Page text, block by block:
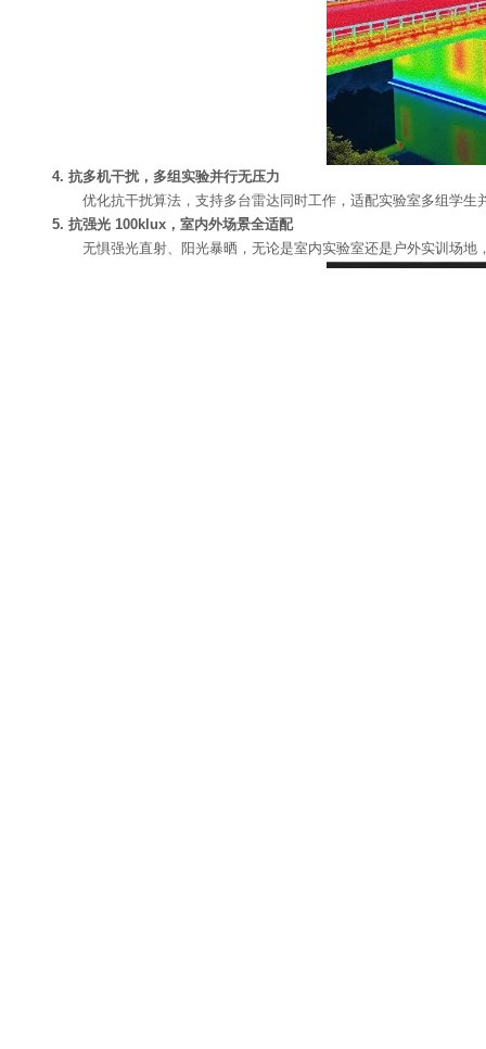
4. 抗多机干扰，多组实验并行无压力
优化抗干扰算法，支持多台雷达同时工作，适配实验室多组学生
5. 抗强光 100klux，室内外场景全适配
无惧强光直射、阳光暴晒，无论是室内实验室还是户外实训场地